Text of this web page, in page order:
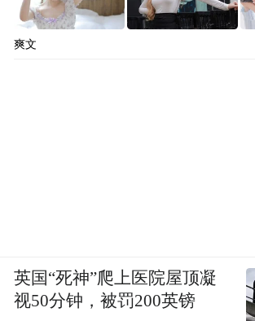
爽文
英国“死神”爬上医院屋顶凝
视50分钟，被罚200英镑